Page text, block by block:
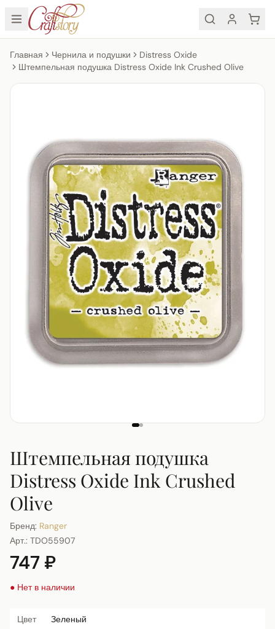
Главная Чернила и подушки
Distress Oxide
Штемпельная подушка Distress Oxide Ink Crushed Olive
Штемпельная подушка
Distress Oxide Ink Crushed
Olive
Бренд: Ranger
Арт.: TDO55907
747 ₽
● Нет в наличии
Цвет Зеленый